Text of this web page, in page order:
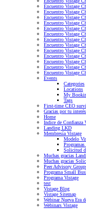
Encuentro Vistage
Encuentro Vistage
Encuentro Vistage
Encuentro Vistage
Encuentro Vistage
Encuentro Vistage
Encuentro Vistage
Encuentro Vistage
Encuentro Vistage
Encuentro Vistage
Encuentro Vistage
Encuentro Vistage
Encuentro Vistage
Events
Categories
Locations
My
Tags
First-time CEO
Gracias por tu
Home
Indice de Confianza
Landing LKD
Membresía Vistage
Modelo
Programas
Solicitud
Muchas gracias
Muchas gracias
Peer Advisory
Programa Small
Programa Vistage
test
Vistage Blog
Vistage Sitemap
Webinar Nueva Era
Webinars Vistage